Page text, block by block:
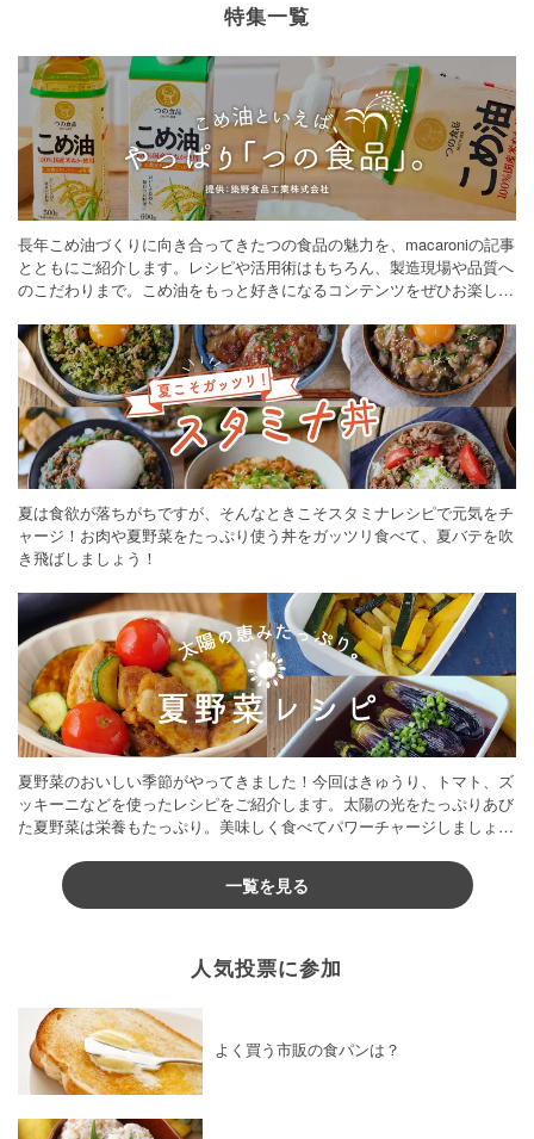
特集一覧
長年こめ油づくりに向き合ってきたつの食品の魅力を、macaroniの記事
とともにご紹介します。レシピや活用術はもちろん、製造現場や品質へ
のこだわりまで。こめ油をもっと好きになるコンテンツをぜひお楽しみ
夏は食欲が落ちがちですが、そんなときこそスタミナレシピで元気をチ
ャージ！お肉や夏野菜をたっぷり使う丼をガッツリ食べて、夏バテを吹
き飛ばしましょう！
夏野菜のおいしい季節がやってきました！今回はきゅうり、トマト、ズ
ッキーニなどを使ったレシピをご紹介します。太陽の光をたっぷりあび
た夏野菜は栄養もたっぷり。美味しく食べてパワーチャージしましょう
一覧を見る
人気投票に参加
よく買う市販の食パンは？